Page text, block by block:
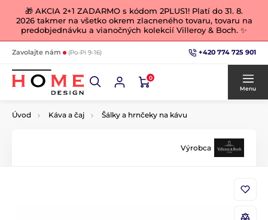
🎁 AKCIA 2+1 ZADARMO s kódom 2PLUS1! Platí do 31. 8.
2026 takmer na všetko okrem zlacneného tovaru, tovaru na
predobjednávku a vianočných kolekcií Villeroy & Boch. ✨
Zavolajte nám (Po-Pi 9-16) +420 774 725 901
0
Menu
Úvod Káva a čaj Šálky a hrnčeky na kávu
Výrobca